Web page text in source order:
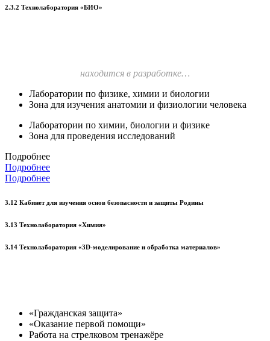
2.3.2 Технолаборатория «БИО»
находится в разработке…
Лаборатории по физике, химии и биологии
Зона для изучения анатомии и физиологии человека
Лаборатории по химии, биологии и физике
Зона для проведения исследований
Подробнее
Подробнее
Подробнее
3.12 Кабинет для изучения основ безопасности и защиты Родины
3.13 Технолаборатория «Химия»
3.14 Технолаборатория «3D-моделирование и обработка материалов»
«Гражданская защита»
«Оказание первой помощи»
Работа на стрелковом тренажёре